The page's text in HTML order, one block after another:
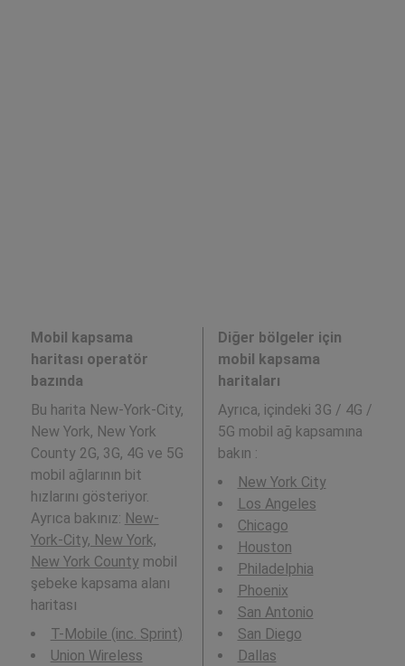
Mobil kapsama
haritası operatör
bazında
Bu harita New-York-City,
New York, New York
County 2G, 3G, 4G ve 5G
mobil ağlarının bit
hızlarını gösteriyor.
Ayrıca bakınız: New-
York-City, New York,
New York Countymobil
şebeke kapsama alanı
haritası
T-Mobile (inc. Sprint)
Union Wireless
Diğer bölgeler için
mobil kapsama
haritaları
Ayrıca, içindeki 3G / 4G /
5G mobil ağ kapsamına
bakın :
New York City
Los Angeles
Chicago
Houston
Philadelphia
Phoenix
San Antonio
San Diego
Dallas